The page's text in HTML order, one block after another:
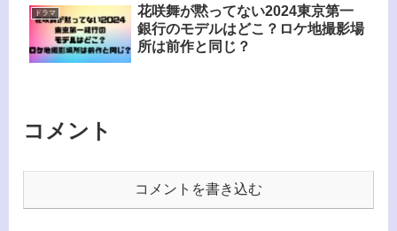
ドラマ
花咲舞が黙ってない2024東京第一
銀行のモデルはどこ？ロケ地撮影場
所は前作と同じ？
コメント
コメントを書き込む